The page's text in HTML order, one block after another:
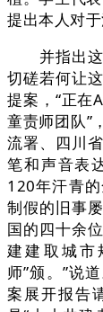
提出本人对
并指出这
切磋若何让
提案，“正在
童责师团队”
流署、四川
笔和声音表
120年汗青
制假的旧事
国的四十余
建建取城市
师”颁。”说
案展开报告